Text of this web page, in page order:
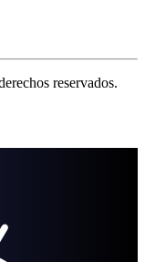
reservados.